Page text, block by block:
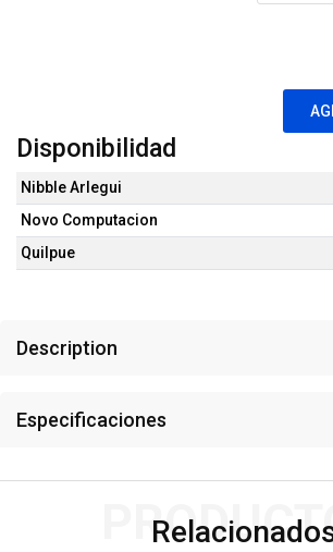
Disponibilidad
Nibble Arlegui
Novo Computacion
Quilpue
Description
Especificaciones